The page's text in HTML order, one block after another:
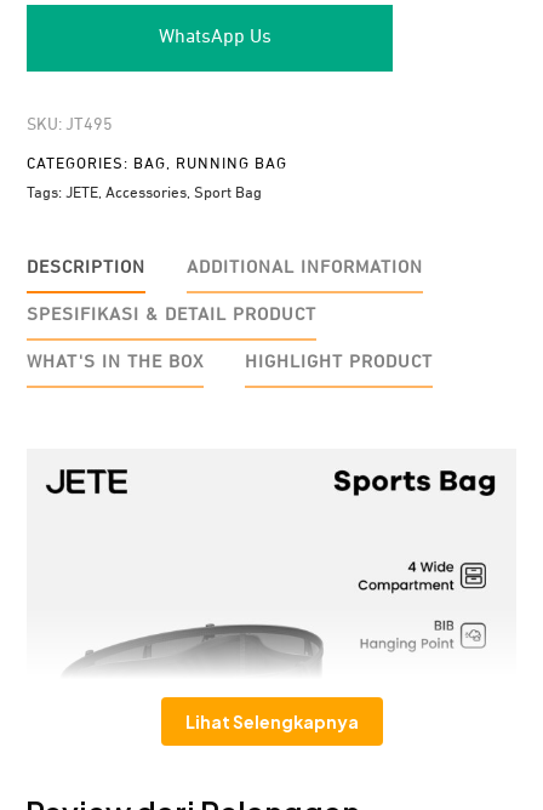
WhatsApp Us
SKU: JT495
CATEGORIES: BAG,
RUNNING BAG
Tags: JETE, Accessories, Sport Bag
DESCRIPTION ADDITIONAL INFORMATION
SPESIFIKASI & DETAIL PRODUCT
WHAT'S IN THE BOX HIGHLIGHT PRODUCT
Lihat Selengkapnya